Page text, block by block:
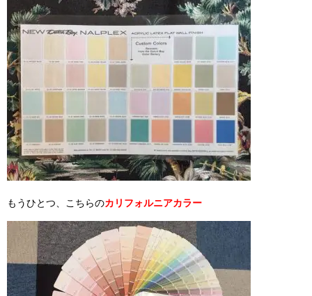
もうひとつ、こちらのカリフォルニアカラー